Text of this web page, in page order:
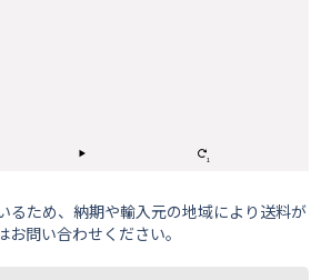
るため、納期や輸⼊元の地域により送料が
問い合わせください。